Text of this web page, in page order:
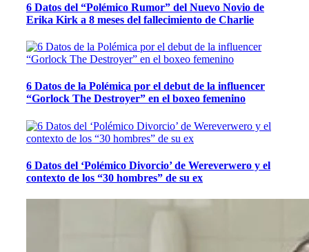
6 Datos del “Polémico Rumor” del Nuevo Novio de
Erika Kirk a 8 meses del fallecimiento de Charlie
6 Datos de la Polémica por el debut de la influencer
“Gorlock The Destroyer” en el boxeo femenino
6 Datos del ‘Polémico Divorcio’ de Wereverwero y el
contexto de los “30 hombres” de su ex